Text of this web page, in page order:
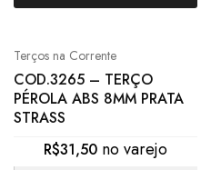
Terços na Corrente
COD.3265 – TERÇO
PÉROLA ABS 8MM PRATA
STRASS
R$31,50